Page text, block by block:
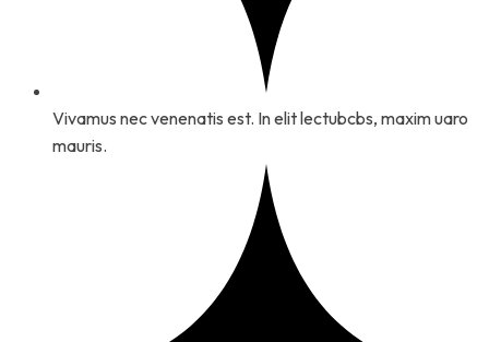
Vivamus nec venenatis est. In elit lectubcbs, maxim uaro
mauris.